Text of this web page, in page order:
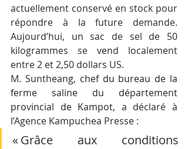
actuellement conservé en stock pour
répondre à la future demande.
Aujourd’hui, un sac de sel de 50
kilogrammes se vend localement
entre 2 et 2,50 dollars US.
M. Suntheang, chef du bureau de la
ferme saline du département
provincial de Kampot, a déclaré à
l’Agence Kampuchea Presse :
« Grâce aux conditions